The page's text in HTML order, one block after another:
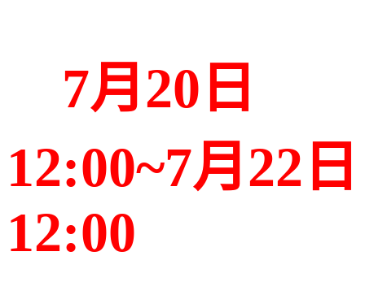
7月20日
12:00~7月22日
12:00